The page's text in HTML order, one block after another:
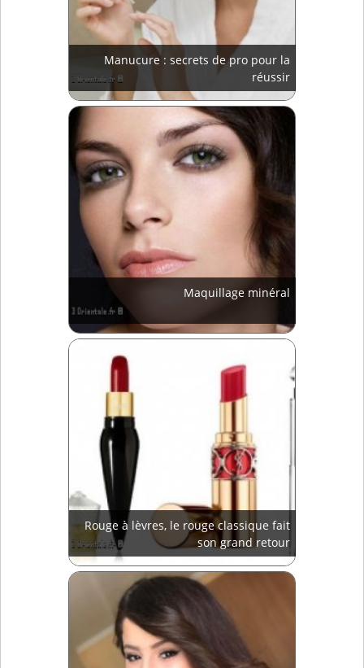
Manucure : secrets de pro pour la
réussir
Maquillage minéral
Rouge à lèvres, le rouge classique fait
son grand retour